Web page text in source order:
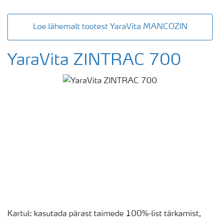
Loe lähemalt tootest YaraVita MANCOZIN
YaraVita ZINTRAC 700
Kartul: kasutada pärast taimede 100%-list tärkamist,